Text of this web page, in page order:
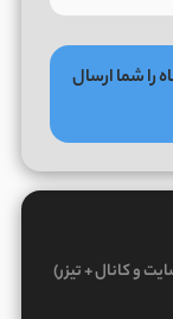
را شما ارسال
و کانال + تیزر)